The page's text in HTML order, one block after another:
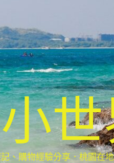
、購物經驗分享．桃園在